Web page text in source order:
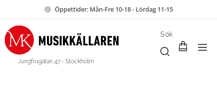
Öppettider: Mån-Fre 10-18 - Lördag 11-15
Jungfrugatan 47 - Stockholm
Sök